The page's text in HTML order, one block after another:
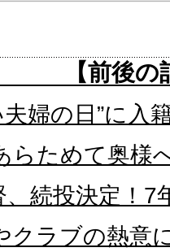
【前後
夫婦の日”に
らためて奥様
続投決定！7
クラブの熱意